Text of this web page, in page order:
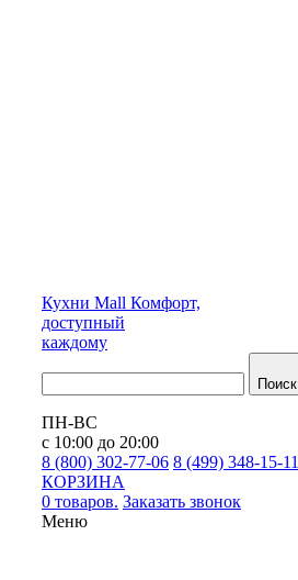
Кухни Mall Комфорт,
доступный
каждому
Поиск
ПН-ВС
с 10:00 до 20:00
8 (800) 302-77-06 8 (499) 348-15-11
КОРЗИНА
0 товаров. Заказать звонок
Меню